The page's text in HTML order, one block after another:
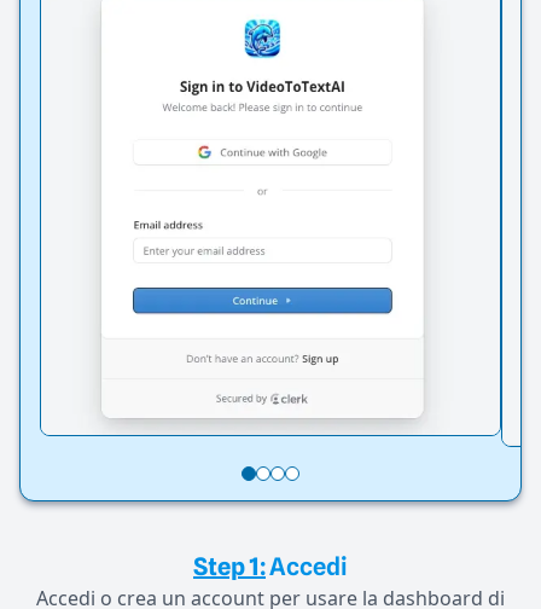
Step 1:Accedi
Accedi o crea un account per usare la dashboard di